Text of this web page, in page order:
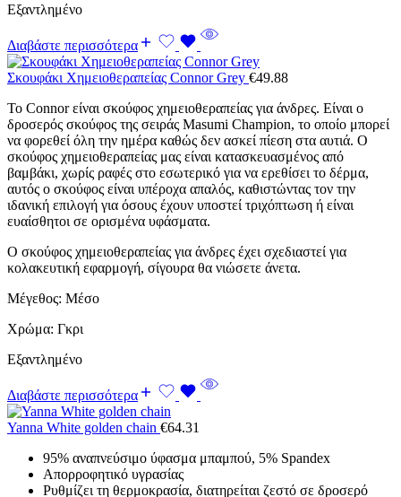
Εξαντλημένο
Διαβάστε περισσότερα
Σκουφάκι Χημειοθεραπείας Connor Grey €49.88
Το Connor είναι σκούφος χημειοθεραπείας για άνδρες. Είναι ο
δροσερός σκούφος της σειράς Masumi Champion, το οποίο μπορεί
να φορεθεί όλη την ημέρα καθώς δεν ασκεί πίεση στα αυτιά. Ο
σκούφος χημειοθεραπείας μας είναι κατασκευασμένος από
βαμβάκι, χωρίς ραφές στο εσωτερικό για να ερεθίσει το δέρμα,
αυτός ο σκούφος είναι υπέροχα απαλός, καθιστώντας τον την
ιδανική επιλογή για όσους έχουν υποστεί τριχόπτωση ή είναι
ευαίσθητοι σε ορισμένα υφάσματα.
Ο σκούφος χημειοθεραπείας για άνδρες έχει σχεδιαστεί για
κολακευτική εφαρμογή, σίγουρα θα νιώσετε άνετα.
Μέγεθος: Μέσο
Χρώμα: Γκρι
Εξαντλημένο
Διαβάστε περισσότερα
Yanna White golden chain €64.31
95% αναπνεύσιμο ύφασμα μπαμπού, 5% Spandex
Απορροφητικό υγρασίας
Ρυθμίζει τη θερμοκρασία, διατηρείται ζεστό σε δροσερό